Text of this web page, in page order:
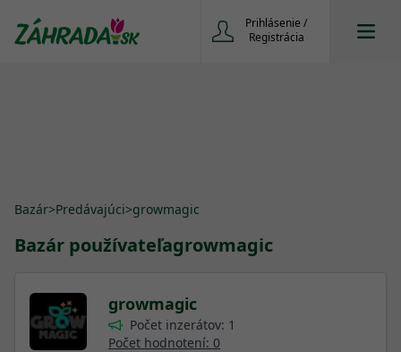
Prihlásenie /
Registrácia
Bazár>Predávajúci>growmagic
Bazár používateľagrowmagic
growmagic
Počet inzerátov: 1
Počet hodnotení: 0